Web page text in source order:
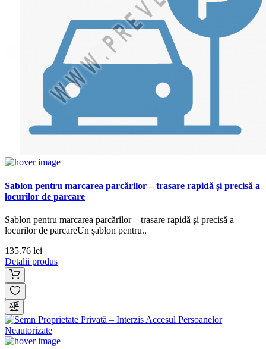
Sablon pentru marcarea parcărilor – trasare rapidă şi precisă a
locurilor de parcare
Sablon pentru marcarea parcărilor – trasare rapidă şi precisă a
locurilor de parcareUn șablon pentru..
135.76 lei
Detalii produs